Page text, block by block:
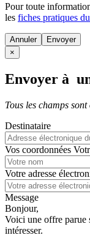
Pour toute
les fiches pratiques
Annuler
×
Envoyer à
Tous les champs
Destinataire
Vos coordonnées
Votre adresse
Message
Bonjour,
Voici une offre parue
intéresser.